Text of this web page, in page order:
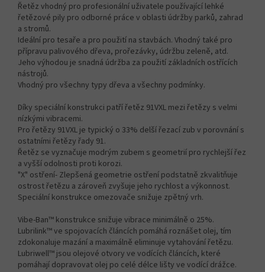
Řetěz vhodný pro profesionální uživatele používající lehké
řetězové pily pro odborné práce v oblasti údržby parků, zahrad
a stromů.
Ideální pro tesaře a pro použití na stavbách. Vhodný také pro
přípravu palivového dřeva, prořezávky, údržbu zeleně, atd.
Jeho výhodou je snadná údržba za použití základních ostřících
nástrojů.
Vhodný pro všechny typy dřeva a všechny podmínky.
Díky speciální konstrukci patří řetěz 91VXL mezi řetězy s velmi
nízkými vibracemi.
Pro řetězy 91VXL je typický o 33% delší řezací zub v porovnání s
ostatními řetězy řady 91.
Řetěz se vyznačuje modrým zubem s geometrií pro rychlejší řez
a vyšší odolnosti proti korozi.
"X" ostření- Zlepšená geometrie ostření podstatně zkvalitňuje
ostrost řetězu a zároveň zvyšuje jeho rychlost a výkonnost.
Speciální konstrukce omezovače snižuje zpětný vrh.
Vibe-Ban™ konstrukce snižuje vibrace minimálně o 25%.
Lubrilink™ ve spojovacích článcích pomáhá roznášet olej, tím
zdokonaluje mazání a maximálně eliminuje vytahování řetězu.
Lubriwell™ jsou olejové otvory ve vodících článcích, které
pomáhají dopravovat olej po celé délce lišty ve vodící drážce.